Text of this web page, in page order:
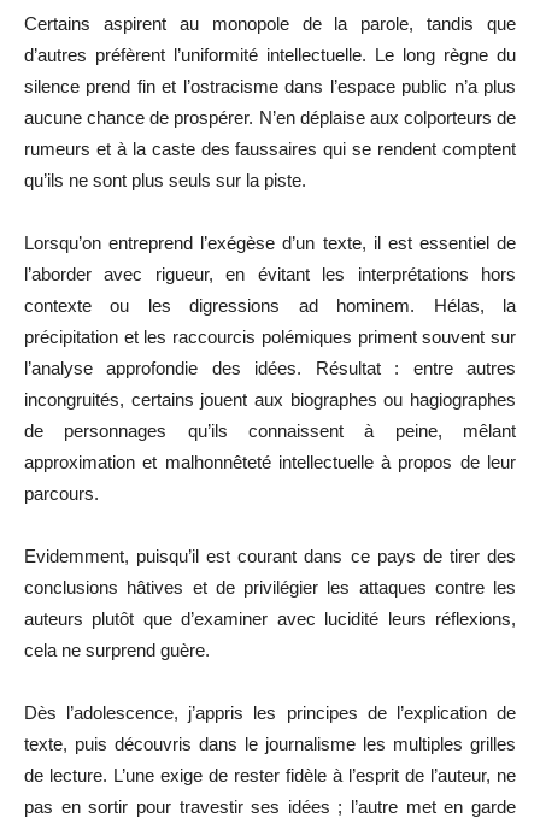
Certains aspirent au monopole de la parole, tandis que
d’autres préfèrent l’uniformité intellectuelle. Le long règne du
silence prend fin et l’ostracisme dans l’espace public n’a plus
aucune chance de prospérer. N’en déplaise aux colporteurs de
rumeurs et à la caste des faussaires qui se rendent comptent
qu’ils ne sont plus seuls sur la piste.
Lorsqu’on entreprend l’exégèse d’un texte, il est essentiel de
l’aborder avec rigueur, en évitant les interprétations hors
contexte ou les digressions ad hominem. Hélas, la
précipitation et les raccourcis polémiques priment souvent sur
l’analyse approfondie des idées. Résultat : entre autres
incongruités, certains jouent aux biographes ou hagiographes
de personnages qu’ils connaissent à peine, mêlant
approximation et malhonnêteté intellectuelle à propos de leur
parcours.
Evidemment, puisqu’il est courant dans ce pays de tirer des
conclusions hâtives et de privilégier les attaques contre les
auteurs plutôt que d’examiner avec lucidité leurs réflexions,
cela ne surprend guère.
Dès l’adolescence, j’appris les principes de l’explication de
texte, puis découvris dans le journalisme les multiples grilles
de lecture. L’une exige de rester fidèle à l’esprit de l’auteur, ne
pas en sortir pour travestir ses idées ; l’autre met en garde